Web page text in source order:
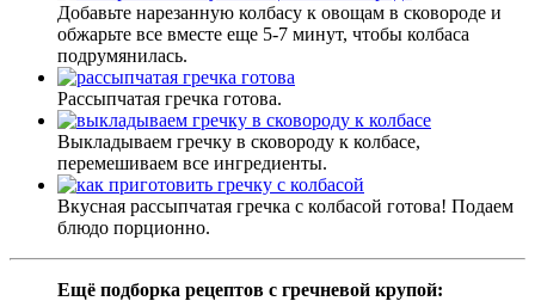
Добавьте нарезанную колбасу к овощам в сковороде и
обжарьте все вместе еще 5-7 минут, чтобы колбаса
подрумянилась.
Рассыпчатая гречка готова.
Выкладываем гречку в сковороду к колбасе,
перемешиваем все ингредиенты.
Вкусная рассыпчатая гречка с колбасой готова! Подаем
блюдо порционно.
Ещё подборка рецептов с гречневой крупой: